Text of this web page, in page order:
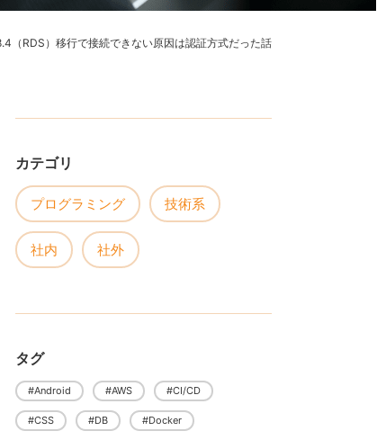
（RDS）移行で接続できない原因は認証方式だった話
カテゴリ
プログラミング 技術系
社内 社外
タグ
#Android #AWS #CI/CD
#CSS #DB #Docker